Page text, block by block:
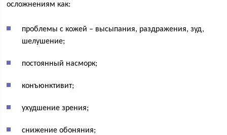
осложнениям как:
проблемы с кожей – высыпания, раздражения, зуд,
шелушение;
постоянный насморк;
конъюнктивит;
ухудшение зрения;
снижение обоняния;